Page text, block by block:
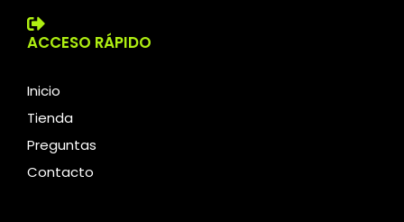
ACCESO RÁPIDO
Inicio
Tienda
Preguntas
Contacto